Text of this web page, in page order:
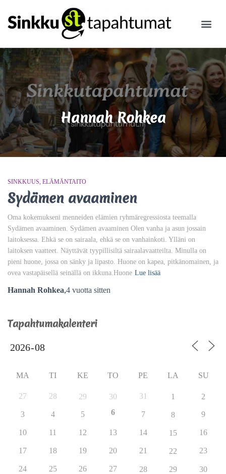
Hannah Rohkea
SINKKUUS ELÄMÄNTAITO
Sydämen avaaminen
Oma kokemukseni menneiden elämien ryhmäregressiosta teemalla
Sydämen avaaminen. Sydämen avaaminen Olen vanha ja asun jossain
laitoksessa. Ehkä se on sairaala, ehkä se on vanhainkoti. Ylläni on
laitoksen vaatteet. Näyttävät tyypillisiltä sairaalavaatteilta. Minulla on
pieni huone, jossa on sänky ja lipasto. Huone on kapea, pitkänomainen, ja
ovea vastapäisellä seinällä on ikkuna.Huone Lue lisää
Hannah Rohkea,4 vuotta sitten
Tapahtumakalenteri
MA TI KE TO PE LA SU
27 28 29 30 31 1 2
3 4 5 6 7 8 9
10 11 12 13 14 15 16
17 18 19 20 21 22 23
24 25 26 27 28 29 30